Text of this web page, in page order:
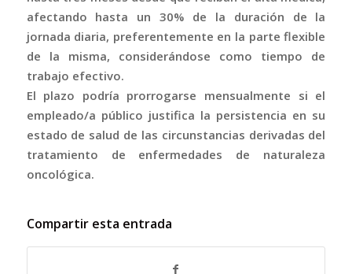
afectando hasta un 30% de la duración de la
jornada diaria, preferentemente en la parte flexible
de la misma, considerándose como tiempo de
trabajo efectivo.
El plazo podría prorrogarse mensualmente si el
empleado/a público justifica la persistencia en su
estado de salud de las circunstancias derivadas del
tratamiento de enfermedades de naturaleza
oncológica.
Compartir esta entrada